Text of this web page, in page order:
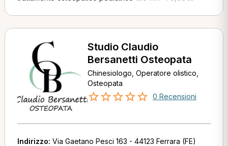
Studio Claudio
Bersanetti Osteopata
Chinesiologo, Operatore olistico,
Osteopata
0 Recensioni
Indirizzo: Via Gaetano Pesci 163 - 44123 Ferrara (FE)